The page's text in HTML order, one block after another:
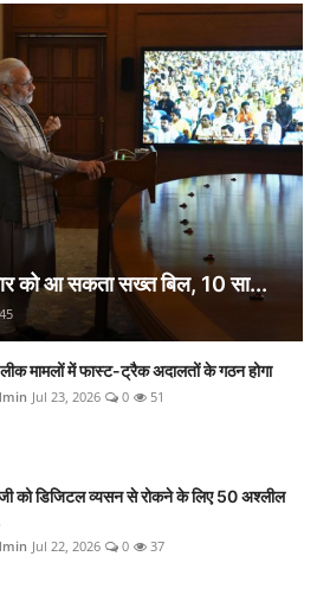
को आ सकता सख्त बिल, 10 सा...
45
मामलों में फास्ट-ट्रैक अदालतों के गठन होगा
Jul 23, 2026 0 51
को डिजिटल व्यसन से रोकने के लिए 50 अश्लील
Jul 22, 2026 0 37